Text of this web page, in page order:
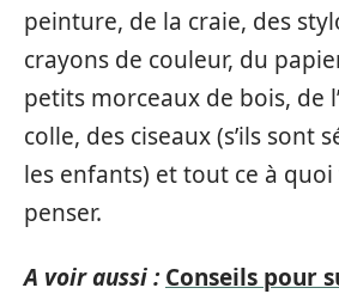
peinture, de la craie, des
crayons de couleur, du
petits morceaux de bois, de
colle, des ciseaux (s’ils sont
les enfants) et tout ce à
penser.
A voir aussi : Conseils pour